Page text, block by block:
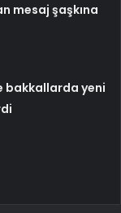
mesaj şaşkına
bakkallarda yeni